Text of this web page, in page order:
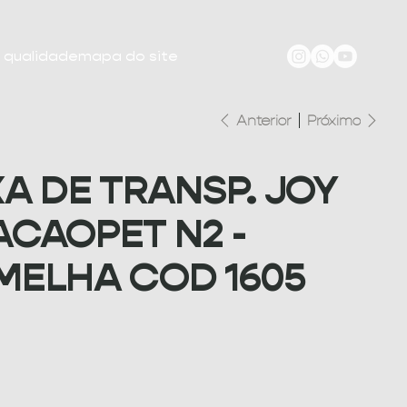
mapa do site
Anterior Próximo
DE TRANSP. JOY
N2 -
COD 1605